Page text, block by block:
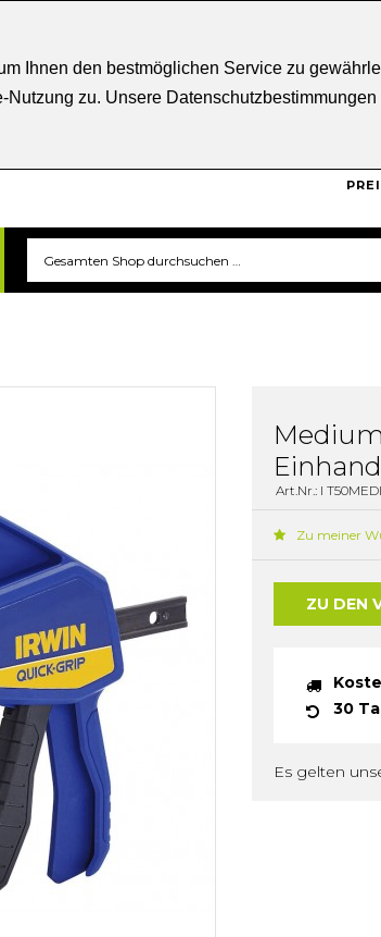
Ihnen den bestmöglichen Service zu
zu. Unsere
Art.Nr.: I
Zu meiner
ZU DEN
30
Es gelten